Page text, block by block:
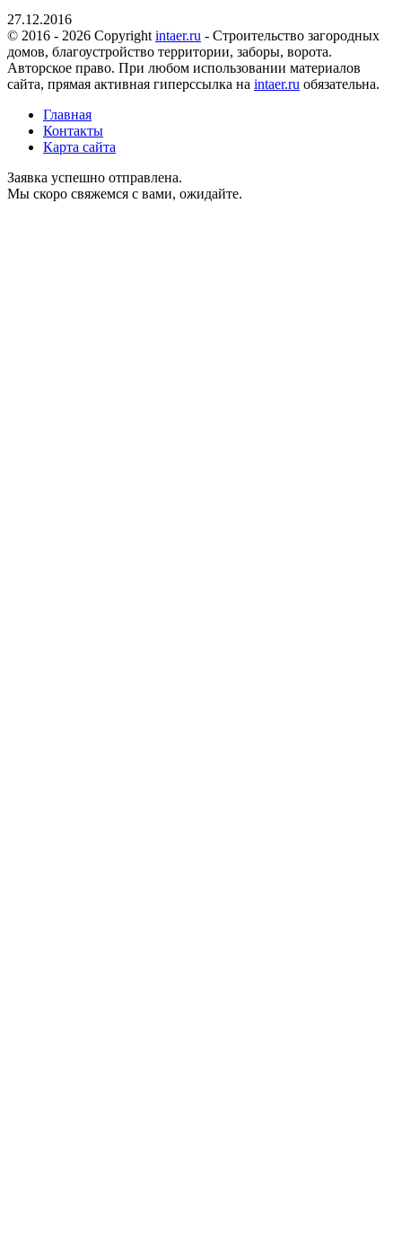
27.12.2016
© 2016 - 2026 Copyright intaer.ru - Cтроительство загородных
домов, благоустройство территории, заборы, ворота.
Авторское право. При любом использовании материалов
сайта, прямая активная гиперссылка на intaer.ru обязательна.
Главная
Контакты
Карта сайта
Заявка успешно отправлена.
Мы скоро свяжемся с вами, ожидайте.